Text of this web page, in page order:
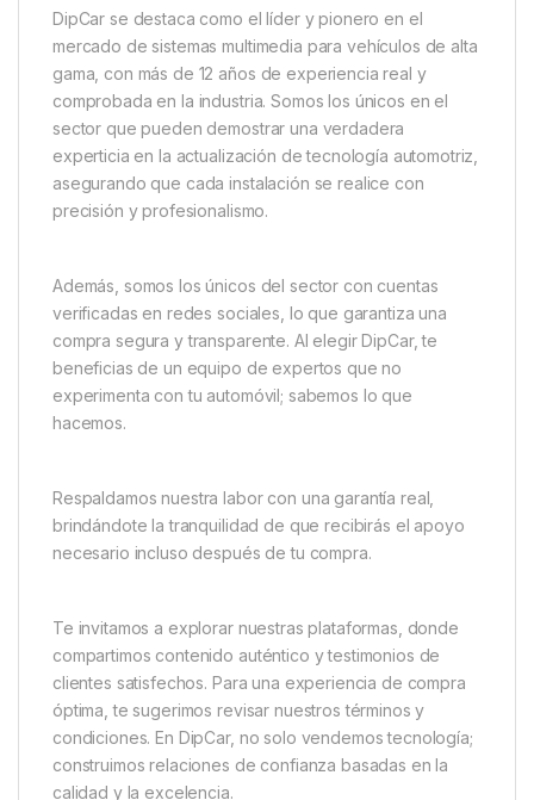
DipCar se destaca como el líder y pionero en el
mercado de sistemas multimedia para vehículos de alta
gama, con más de 12 años de experiencia real y
comprobada en la industria. Somos los únicos en el
sector que pueden demostrar una verdadera
experticia en la actualización de tecnología automotriz,
asegurando que cada instalación se realice con
precisión y profesionalismo.
Además, somos los únicos del sector con cuentas
verificadas en redes sociales, lo que garantiza una
compra segura y transparente. Al elegir DipCar, te
beneficias de un equipo de expertos que no
experimenta con tu automóvil; sabemos lo que
hacemos.
Respaldamos nuestra labor con una garantía real,
brindándote la tranquilidad de que recibirás el apoyo
necesario incluso después de tu compra.
Te invitamos a explorar nuestras plataformas, donde
compartimos contenido auténtico y testimonios de
clientes satisfechos. Para una experiencia de compra
óptima, te sugerimos revisar nuestros términos y
condiciones. En DipCar, no solo vendemos tecnología;
construimos relaciones de confianza basadas en la
calidad y la excelencia.